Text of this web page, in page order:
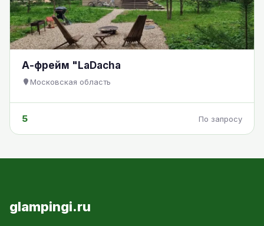
А-фрейм "LaDacha
Московская область
5 По запросу
glampingi.ru